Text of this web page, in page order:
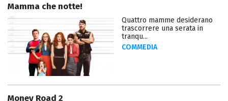
Mamma che notte!
Quattro mamme desiderano
trascorrere una serata in
tranqu...
COMMEDIA
Money Road 2